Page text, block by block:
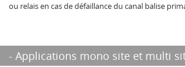
ou relais en cas de défaillance du canal balise
- Applications mono site et multi